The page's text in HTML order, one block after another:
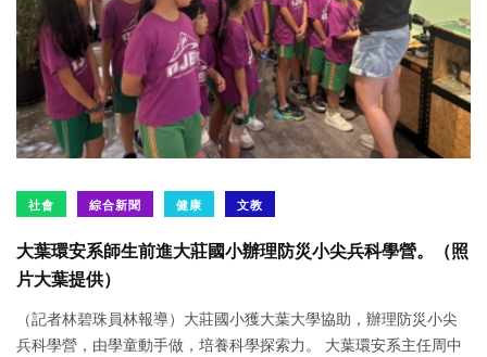
社會 綜合新聞 健康 文教
大葉環安系師生前進大莊國小辦理防災小尖兵科學營。（照
片大葉提供）
（記者林碧珠員林報導）大莊國小獲大葉大學協助，辦理防災小尖
兵科學營，由學童動手做，培養科學探索力。 大葉環安系主任周中